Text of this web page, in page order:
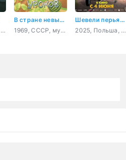
2026, Испания, США, мультфильм, фэнтези, комедия, приключения, семейный
В стране невыученных уроков
1969, СССР, мультфильм, детский, короткометражка
Шевели перьями!
2025, Польша, Бразилия, Гонконг, США, Великобритания, Япония, мультфильм, приключения, семейный